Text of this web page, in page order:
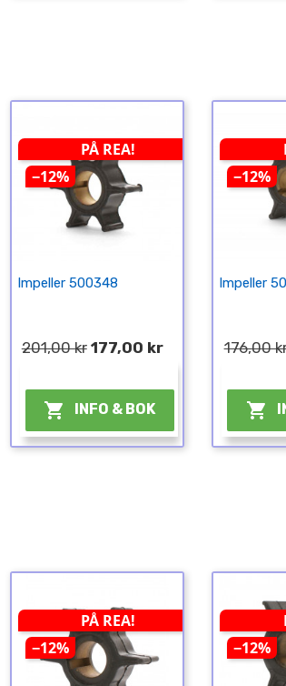
PÅ REA!
−12%
Impeller 500348
201,00 kr 177,00 kr
 INFO & BOK
−12%
Impeller
176,00

PÅ REA!
−12%
−12%